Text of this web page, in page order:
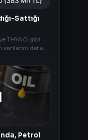
Sattığı
THYAO gibi
verilerini detaylı
Petrol